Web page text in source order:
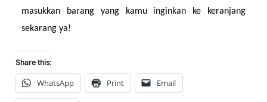
masukkan barang yang kamu inginkan ke keranjang
sekarang ya!
Share this:
WhatsApp Print Email